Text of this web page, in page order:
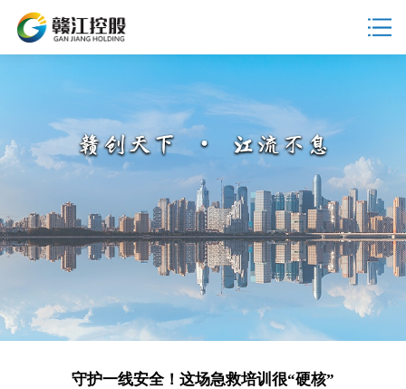
守护一线安全！这场急救培训很“硬核”